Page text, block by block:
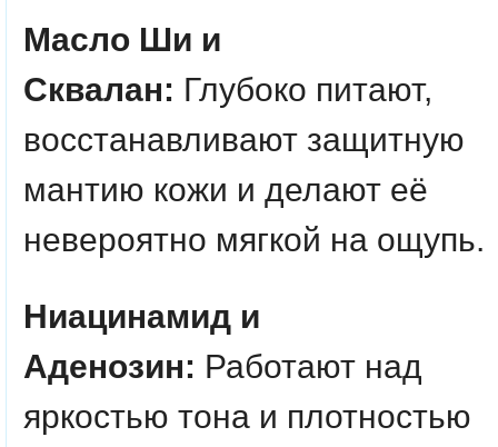
Масло Ши и
Сквалан: Глубоко питают,
восстанавливают защитную
мантию кожи и делают её
невероятно мягкой на ощупь.
Ниацинамид и
Аденозин: Работают над
яркостью тона и плотностью